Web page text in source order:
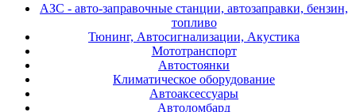
АЗС - авто-заправочные станции, автозаправки, бензин,
топливо
Тюнинг, Автосигнализации, Акустика
Мототранспорт
Автостоянки
Климатическое оборудование
Автоаксессуары
Автоломбард